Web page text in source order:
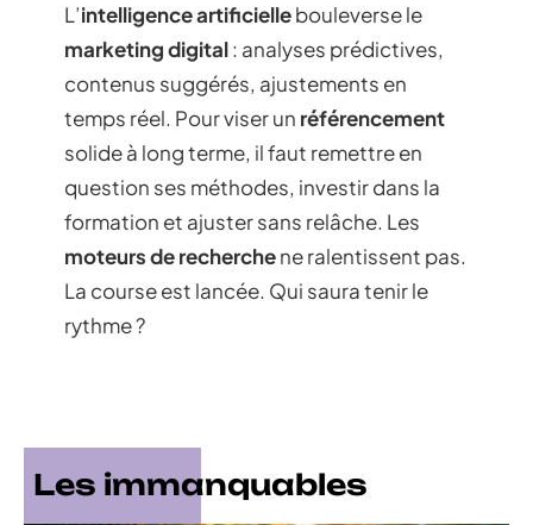
L’intelligence artificiellebouleverse le
marketing digital: analyses prédictives,
contenus suggérés, ajustements en
temps réel. Pour viser un référencement
solide à long terme, il faut remettre en
question ses méthodes, investir dans la
formation et ajuster sans relâche. Les
moteurs de recherchene ralentissent pas.
La course est lancée. Qui saura tenir le
rythme ?
Les immanquables